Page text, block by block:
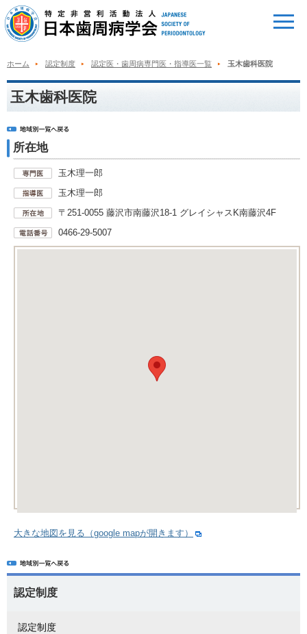
ホーム 認定制度 認定医・歯周病専門医・指導医一覧 玉木歯科医院
玉木歯科医院
所在地
玉木理一郎
玉木理一郎
〒251-0055 藤沢市南藤沢18-1 グレイシャスK南藤沢4F
0466-29-5007
大きな地図を見る（google mapが開きます）
認定制度
認定制度